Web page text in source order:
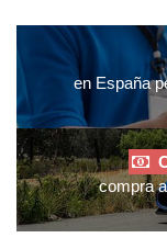
en España
compra